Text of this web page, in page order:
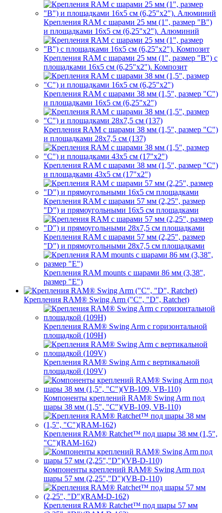
Крепления RAM с шарами 25 мм (1", размер "B")
и площадками 16х5 см (6,25"х2"). Алюминий
Крепления RAM с шарами 25 мм (1", размер "B") с
площадками 16х5 см (6,25"х2"). Композит
Крепления RAM с шарами 38 мм (1,5", размер "C")
и площадками 16х5 см (6,25"х2")
Крепления RAM с шарами 38 мм (1,5", размер "C")
и площадками 28х7,5 см (137)
Крепления RAM с шарами 38 мм (1,5", размер "C")
и площадками 43х5 см (17"х2")
Крепления RAM с шарами 57 мм (2,25", размер
"D") и прямоугольными 16х5 см площадками
Крепления RAM с шарами 57 мм (2,25", размер
"D") и прямоугольными 28х7,5 см площадками
Крепления RAM mounts с шарами 86 мм (3,38",
размер "E")
Крепления RAM® Swing Arm ("C", "D", Ratchet)
Крепления RAM® Swing Arm с горизонтальной
площадкой (109H)
Крепления RAM® Swing Arm с вертикальной
площадкой (109V)
Компоненты креплений RAM® Swing Arm под
шары 38 мм (1,5", "C")(VB-109, VB-110)
Крепления RAM® Ratchet™ под шары 38 мм (1,5",
"C")(RAM-162)
Компоненты креплений RAM® Swing Arm под
шары 57 мм (2,25","D")(VB-D-110)
Крепления RAM® Ratchet™ под шары 57 мм